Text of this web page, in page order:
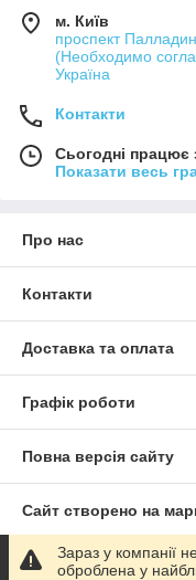
м. Київ
проспект
(Необходимо
Україна
Контакти
Сьогодні працює
Показати весь
Про нас
Контакти
Доставка та оплата
Графік роботи
Повна версія сайту
Сайт створено на
Політика
Зараз у компанії
оброблена у